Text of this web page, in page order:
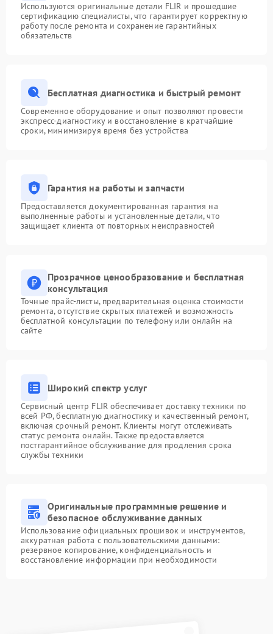
Используются оригинальные детали FLIR и прошедшие
сертификацию специалисты, что гарантирует корректную
работу после ремонта и сохранение гарантийных
обязательств
Бесплатная диагностика и быстрый ремонт
Современное оборудование и опыт позволяют провести
экспресс-диагностику и восстановление в кратчайшие
сроки, минимизируя время без устройства
Гарантия на работы и запчасти
Предоставляется документированная гарантия на
выполненные работы и установленные детали, что
защищает клиента от повторных неисправностей
Прозрачное ценообразование и бесплатная
консультация
Точные прайс-листы, предварительная оценка стоимости
ремонта, отсутствие скрытых платежей и возможность
бесплатной консультации по телефону или онлайн на
сайте
Широкий спектр услуг
Сервисный центр FLIR обеспечивает доставку техники по
всей РФ, бесплатную диагностику и качественный ремонт,
включая срочный ремонт. Клиенты могут отслеживать
статус ремонта онлайн. Также предоставляется
постгарантийное обслуживание для продления срока
службы техники
Оригинальные программные решение и
безопасное обслуживание данных
Использование официальных прошивок и инструментов,
аккуратная работа с пользовательскими данными:
резервное копирование, конфиденциальность и
восстановление информации при необходимости